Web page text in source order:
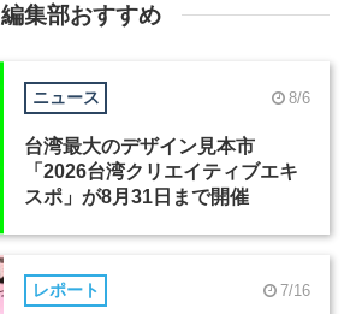
編集部おすすめ
ニュース 8/6
台湾最大のデザイン見本市
「2026台湾クリエイティブエキ
スポ」が8月31日まで開催
レポート 7/16